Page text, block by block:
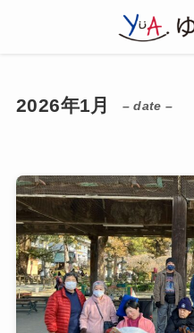
2026年1月 – date –